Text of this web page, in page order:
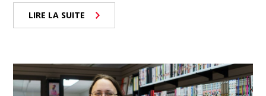
LIRE LA SUITE